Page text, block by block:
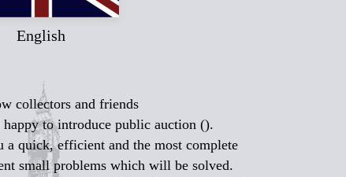
English
collectors and friends
to introduce public auction ().
quick, efficient and the most complete
small problems which will be solved.